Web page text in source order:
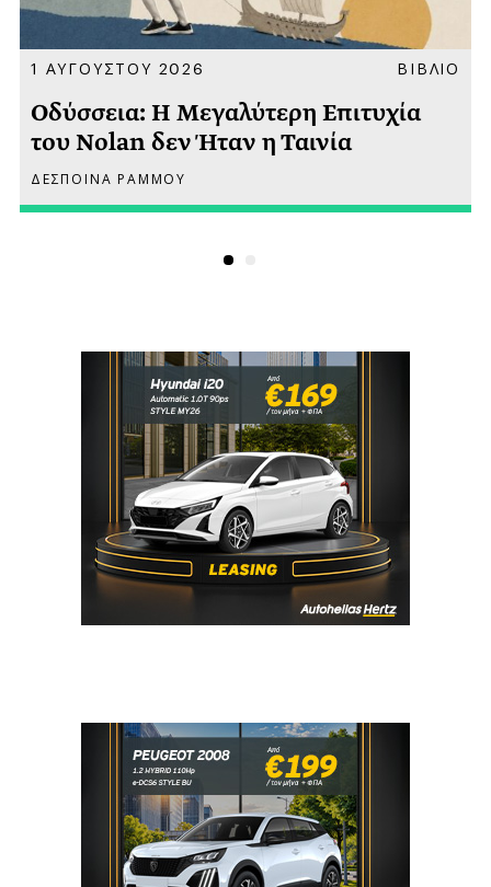
1 ΑΥΓΟΥΣΤΟΥ 2026 ΒΙΒΛΙΟ
Οδύσσεια: Η Μεγαλύτερη Επιτυχία
του Nolan δεν Ήταν η Ταινία
ΔΕΣΠΟΙΝΑ ΡΑΜΜΟΥ